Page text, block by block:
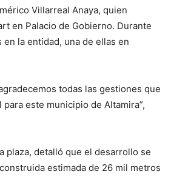
Villarreal Anaya, quien
en Palacio de Gobierno. Durante
la entidad, una de ellas en
todas las gestiones que
este municipio de Altamira”,
plaza, detalló que el desarrollo se
estimada de 26 mil metros